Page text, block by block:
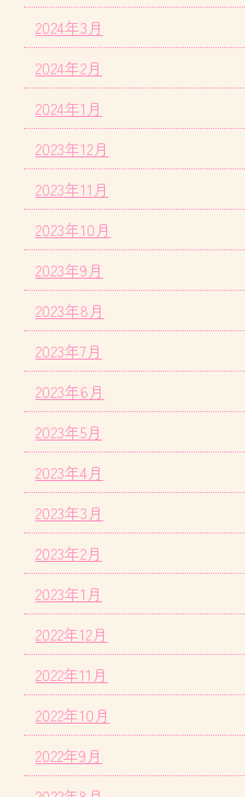
2024年3月
2024年2月
2024年1月
2023年12月
2023年11月
2023年10月
2023年9月
2023年8月
2023年7月
2023年6月
2023年5月
2023年4月
2023年3月
2023年2月
2023年1月
2022年12月
2022年11月
2022年10月
2022年9月